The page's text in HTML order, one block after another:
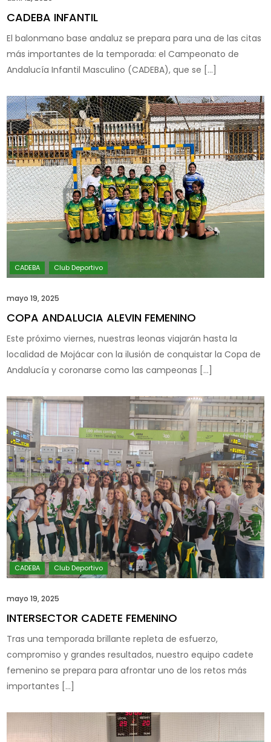
CADEBA INFANTIL
El balonmano base andaluz se prepara para una de las citas
más importantes de la temporada: el Campeonato de
Andalucía Infantil Masculino (CADEBA), que se […]
mayo 19, 2025
COPA ANDALUCIA ALEVIN FEMENINO
Este próximo viernes, nuestras leonas viajarán hasta la
localidad de Mojácar con la ilusión de conquistar la Copa de
Andalucía y coronarse como las campeonas […]
mayo 19, 2025
INTERSECTOR CADETE FEMENINO
Tras una temporada brillante repleta de esfuerzo,
compromiso y grandes resultados, nuestro equipo cadete
femenino se prepara para afrontar uno de los retos más
importantes […]